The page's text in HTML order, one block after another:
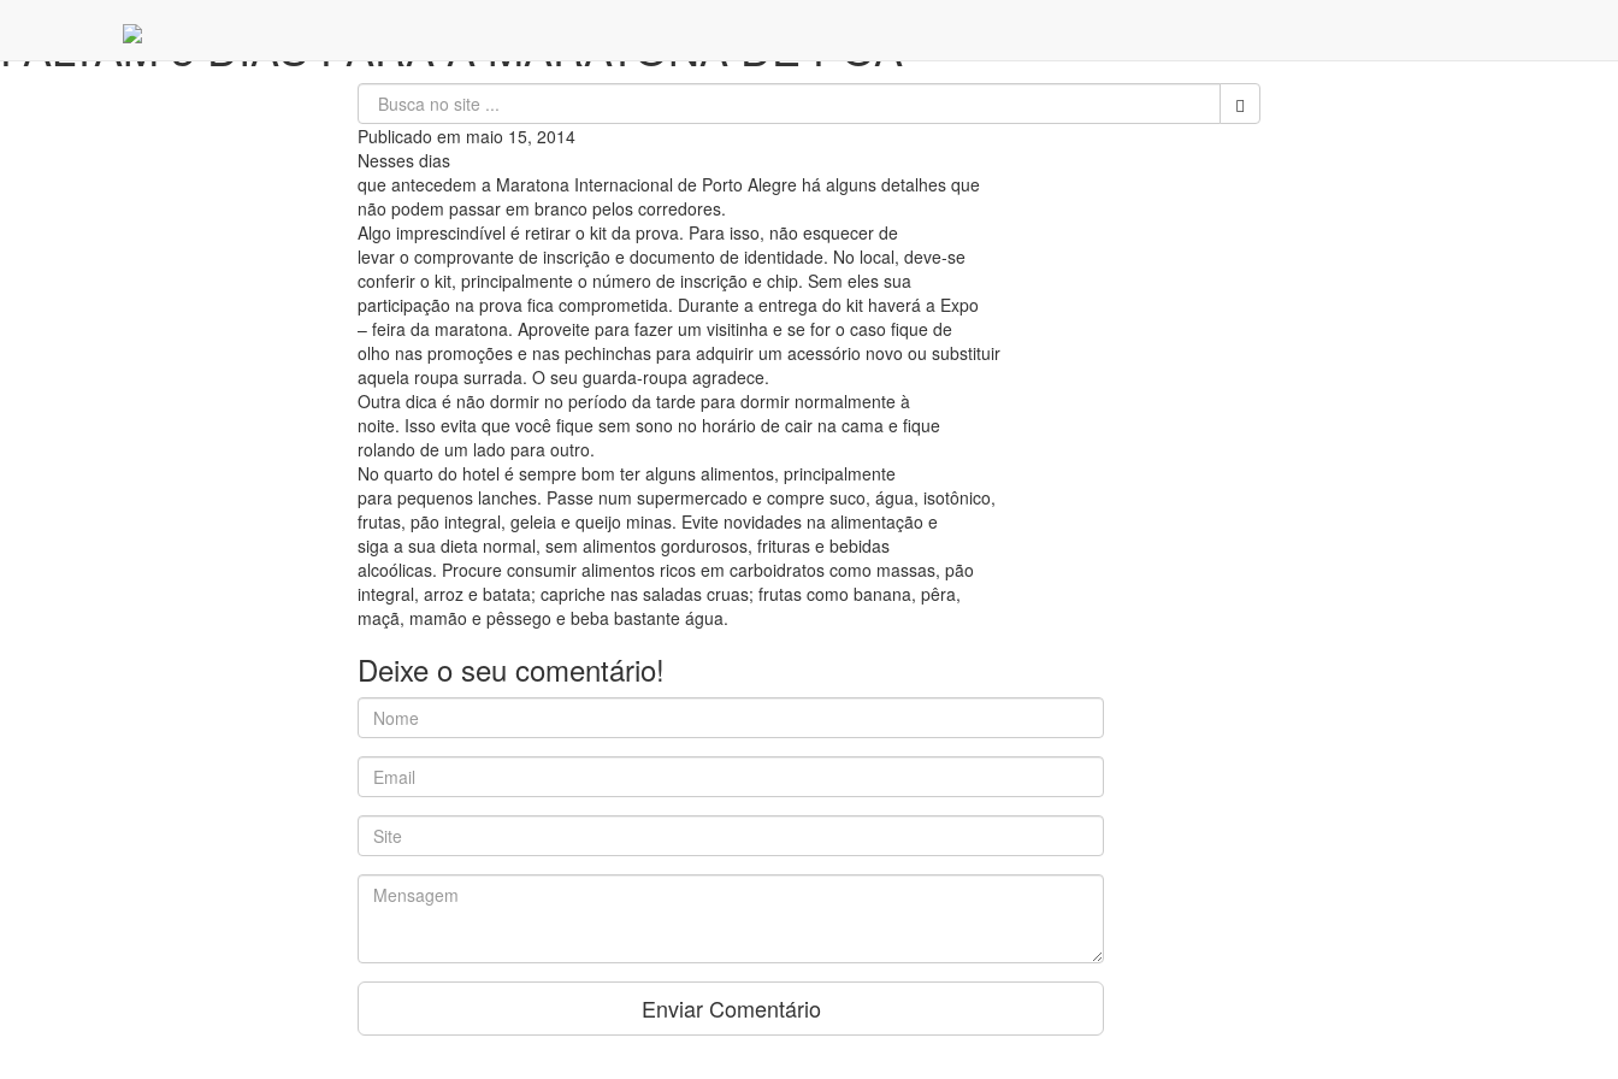
FALTAM 3 DIAS PARA A MARATONA DE POA
Publicado em maio 15, 2014
Nesses dias
que antecedem a Maratona Internacional de Porto Alegre há alguns detalhes que
não podem passar em branco pelos corredores.
Algo imprescindível é retirar o kit da prova. Para isso, não esquecer de
levar o comprovante de inscrição e documento de identidade. No local, deve-se
conferir o kit, principalmente o número de inscrição e chip. Sem eles sua
participação na prova fica comprometida. Durante a entrega do kit haverá a Expo
– feira da maratona. Aproveite para fazer um visitinha e se for o caso fique de
olho nas promoções e nas pechinchas para adquirir um acessório novo ou substituir
aquela roupa surrada. O seu guarda-roupa agradece.
Outra dica é não dormir no período da tarde para dormir normalmente à
noite. Isso evita que você fique sem sono no horário de cair na cama e fique
rolando de um lado para outro.
No quarto do hotel é sempre bom ter alguns alimentos, principalmente
para pequenos lanches. Passe num supermercado e compre suco, água, isotônico,
frutas, pão integral, geleia e queijo minas. Evite novidades na alimentação e
siga a sua dieta normal, sem alimentos gordurosos, frituras e bebidas
alcoólicas. Procure consumir alimentos ricos em carboidratos como massas, pão
integral, arroz e batata; capriche nas saladas cruas; frutas como banana, pêra,
maçã, mamão e pêssego e beba bastante água.
Deixe o seu comentário!